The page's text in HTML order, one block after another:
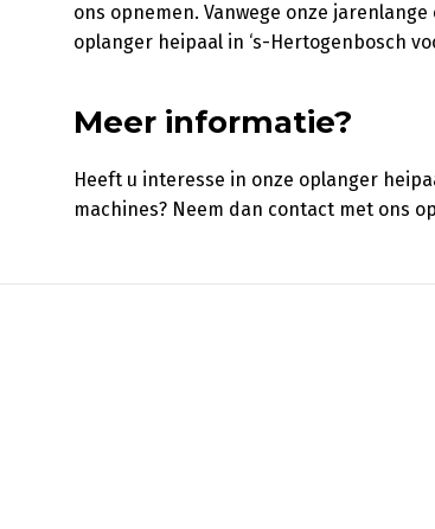
ons opnemen. Vanwege onze
oplanger heipaal in ‘s-Hertogenbosch
Meer informatie?
Heeft u interesse in onze oplanger
machines? Neem dan contact met ons